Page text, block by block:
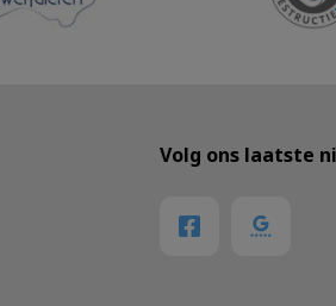
Volg ons laatste